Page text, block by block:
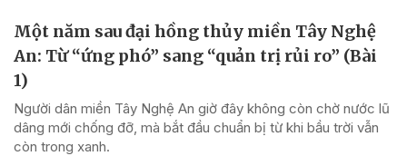
Một năm sau đại hồng thủy miền Tây Nghệ
An: Từ “ứng phó” sang “quản trị rủi ro” (Bài
1)
Người dân miền Tây Nghệ An giờ đây không còn chờ nước lũ
dâng mới chống đỡ, mà bắt đầu chuẩn bị từ khi bầu trời vẫn
còn trong xanh.